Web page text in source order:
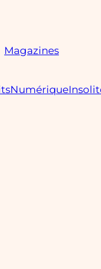
Magazines
Numérique